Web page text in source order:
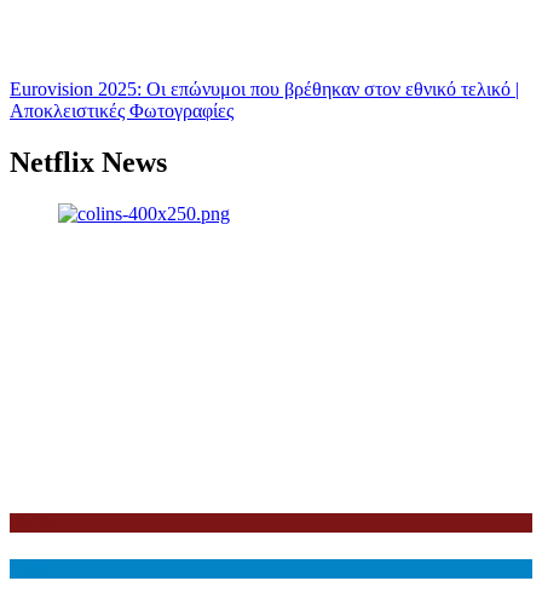
Eurovision 2025: Οι επώνυμοι που βρέθηκαν στον εθνικό τελικό |
Αποκλειστικές Φωτογραφίες
Netflix News